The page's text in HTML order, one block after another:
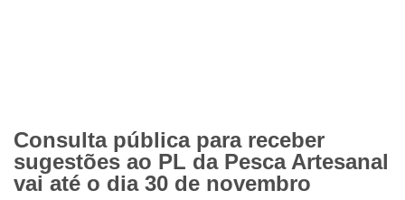
Consulta pública para receber
sugestões ao PL da Pesca Artesanal
vai até o dia 30 de novembro